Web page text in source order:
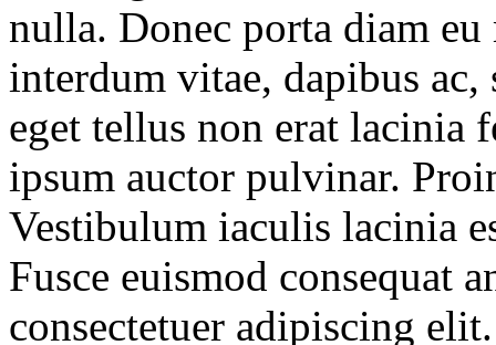
nulla. Donec porta diam
interdum vitae, dapibus ac,
eget tellus non erat lacinia
ipsum auctor pulvinar.
Vestibulum iaculis lacinia
Fusce euismod consequat
consectetuer adipiscing